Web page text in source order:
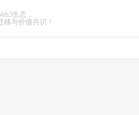
生态，
移与价值共识！